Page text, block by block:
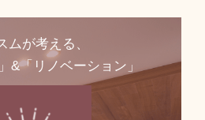
ムが考える、
&「リノベーション」